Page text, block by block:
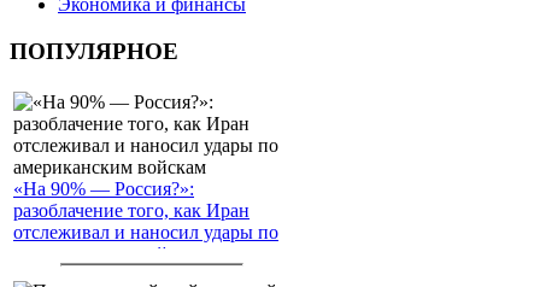
Экономика и финансы
ПОПУЛЯРНОЕ
«На 90% — Россия?»:
разоблачение того, как Иран
отслеживал и наносил удары по
американским войскам